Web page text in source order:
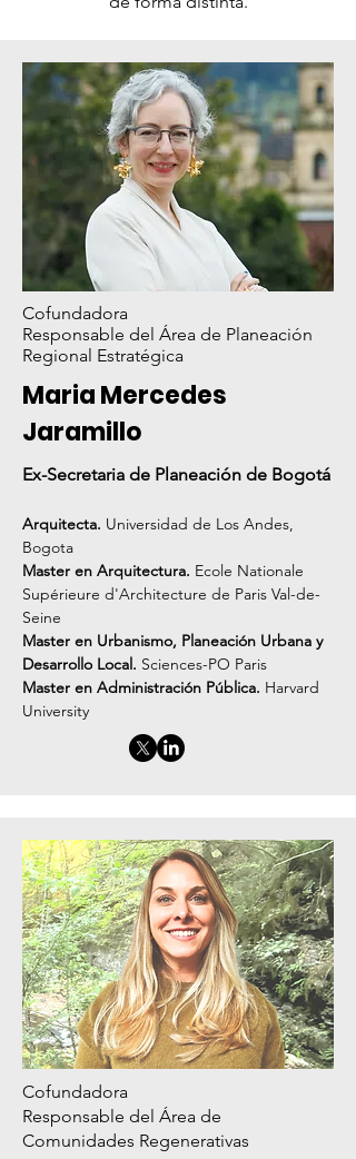
Cofundadora
Responsable del Área de Planeación
Regional Estratégica
Maria Mercedes
Jaramillo
Ex-Secretaria de Planeación de Bogotá
Arquitecta. Universidad de Los Andes,
Bogota
Master en Arquitectura. Ecole Nationale
Supérieure d'Architecture de Paris Val-de-
Seine
Master en Urbanismo, Planeación Urbana y
Desarrollo Local. Sciences-PO Paris
Master en Administración Pública. Harvard
University
Cofundadora
Responsable del Área de
Comunidades Regenerativas